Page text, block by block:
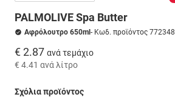
PALMOLIVE Spa Butter
Αφρόλουτρο 650ml - Κωδ. προϊόντος 772348
€ 2.87 ανά τεμάχιο
€ 4.41 ανά λίτρο
Σχόλια προϊόντος